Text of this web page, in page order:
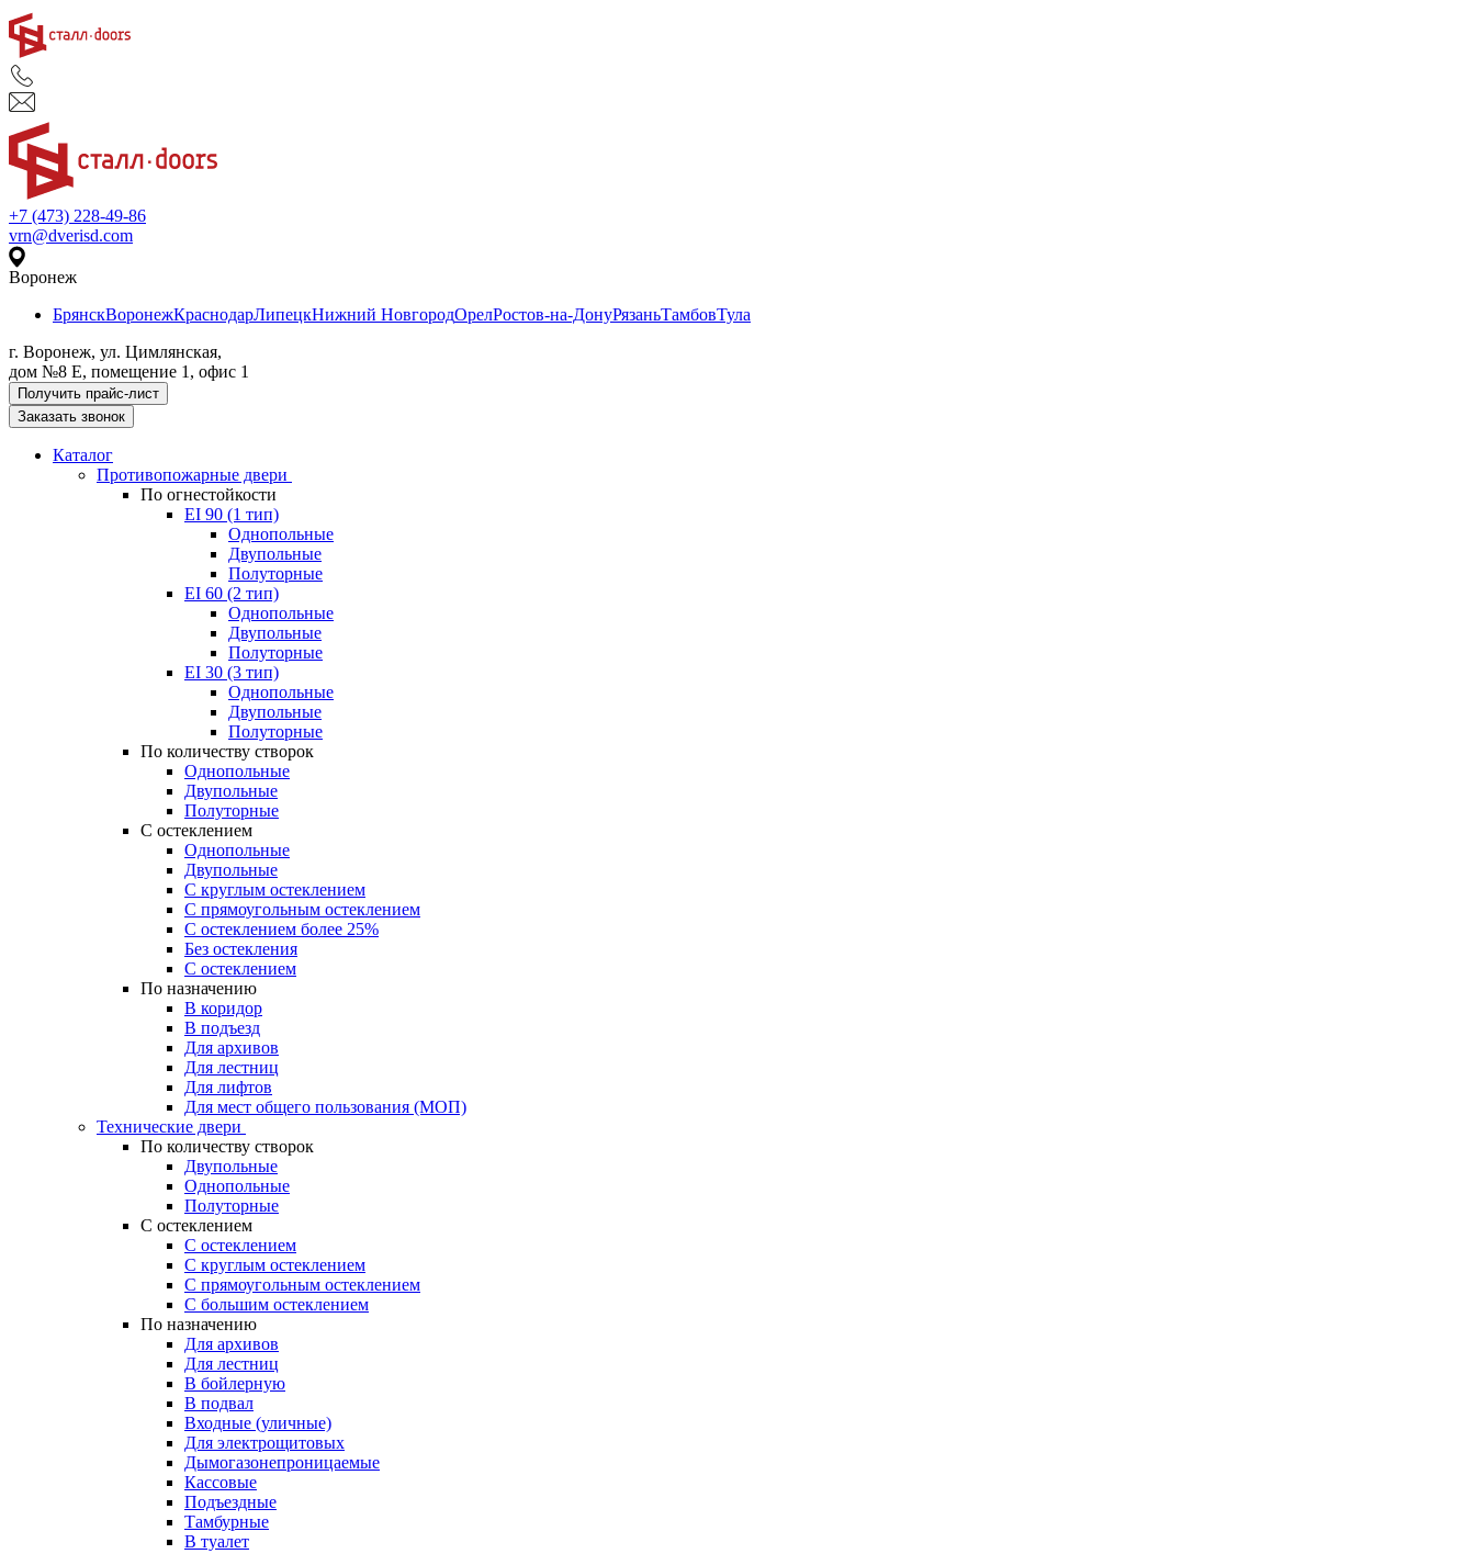
+7 (473) 228-49-86
vrn@dverisd.com
Воронеж
БрянскВоронежКраснодарЛипецкНижний НовгородОрелРостов-на-ДонуРязаньТамбовТула
г. Воронеж, ул. Цимлянская,
дом №8 Е, помещение 1, офис 1
Получить прайс-лист
Заказать звонок
Каталог
Противопожарные двери
По огнестойкости
EI 90 (1 тип)
Однопольные
Двупольные
Полуторные
EI 60 (2 тип)
Однопольные
Двупольные
Полуторные
EI 30 (3 тип)
Однопольные
Двупольные
Полуторные
По количеству створок
Однопольные
Двупольные
Полуторные
С остеклением
Однопольные
Двупольные
С круглым остеклением
С прямоугольным остеклением
С остеклением более 25%
Без остекления
С остеклением
По назначению
В коридор
В подъезд
Для архивов
Для лестниц
Для лифтов
Для мест общего пользования (МОП)
Технические двери
По количеству створок
Двупольные
Однопольные
Полуторные
С остеклением
С остеклением
С круглым остеклением
С прямоугольным остеклением
С большим остеклением
По назначению
Для архивов
Для лестниц
В бойлерную
В подвал
Входные (уличные)
Для электрощитовых
Дымогазонепроницаемые
Кассовые
Подъездные
Тамбурные
В туалет